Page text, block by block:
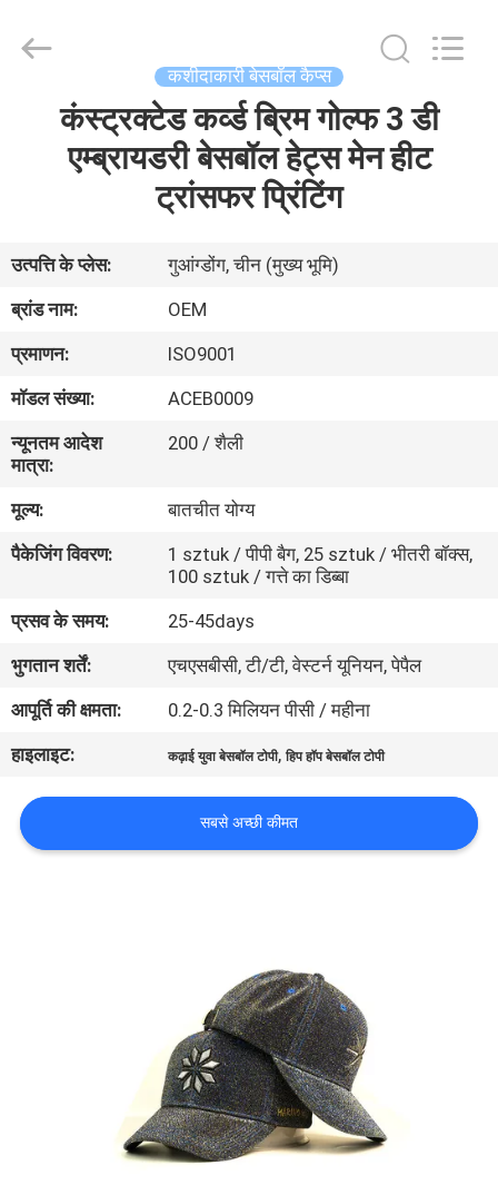
हमारे
बारे
में
कारखाना
भ्रमण
गुणवत्ता
नियंत्रण
संपर्क
करें
समाचार
मामलों
Manufacturing
कशीदाकारी बेसबॉल कैप्स
कंस्ट्रक्टेड कर्व्ड ब्रिम गोल्फ 3 डी
एम्ब्रायडरी बेसबॉल हेट्स मेन हीट
ट्रांसफर प्रिंटिंग
उत्पत्ति के प्लेस:
गुआंग्डोंग, चीन (मुख्य भूमि)
ब्रांड नाम:
OEM
प्रमाणन:
ISO9001
मॉडल संख्या:
ACEB0009
न्यूनतम आदेश
मात्रा:
200 / शैली
मूल्य:
बातचीत योग्य
पैकेजिंग विवरण:
1 sztuk / पीपी बैग, 25 sztuk / भीतरी बॉक्स,
100 sztuk / गत्ते का डिब्बा
प्रसव के समय:
25-45days
भुगतान शर्तें:
एचएसबीसी, टी/टी, वेस्टर्न यूनियन, पेपैल
आपूर्ति की क्षमता:
0.2-0.3 मिलियन पीसी / महीना
हाइलाइट:
कढ़ाई युवा बेसबॉल टोपी,हिप हॉप बेसबॉल टोपी
सबसे अच्छी कीमत